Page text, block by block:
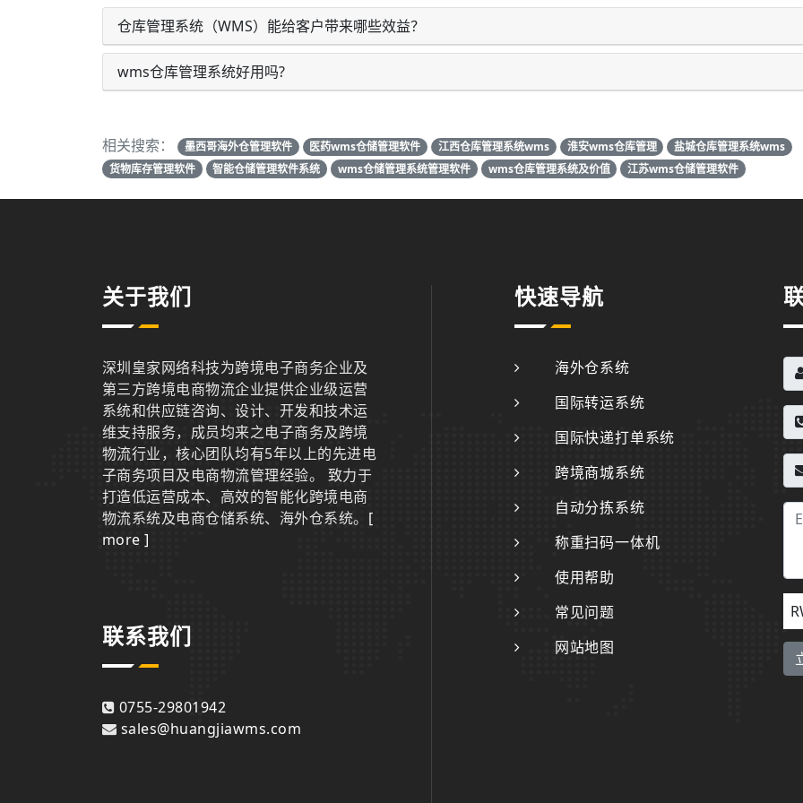
仓库管理系统（WMS）能给客户带来哪些效益？
wms仓库管理系统好用吗?
相关搜索： 墨西哥海外仓管理软件 医药wms仓储管理软件 江西仓库管理系统wms 淮安wms仓库管理
盐城仓库管理系统wms
货物库存管理软件
智能仓储管理软件系统 wms仓储管理系统管理软件 wms仓库管理系统及价值 江苏wms仓储管理软件
关于我们
深圳皇家网络科技为跨境电子商务企业及
第三方跨境电商物流企业提供企业级运营
系统和供应链咨询、设计、开发和技术运
维支持服务，成员均来之电子商务及跨境
物流行业，核心团队均有5年以上的先进电
子商务项目及电商物流管理经验。 致力于
打造低运营成本、高效的智能化跨境电商
物流系统及电商仓储系统、海外仓系统。 [
more ]
联系我们
0755-29801942
sales@huangjiawms.com
快速导航
海外仓系统
国际转运系统
国际快递打单系统
跨境商城系统
自动分拣系统
称重扫码一体机
使用帮助
常见问题
网站地图